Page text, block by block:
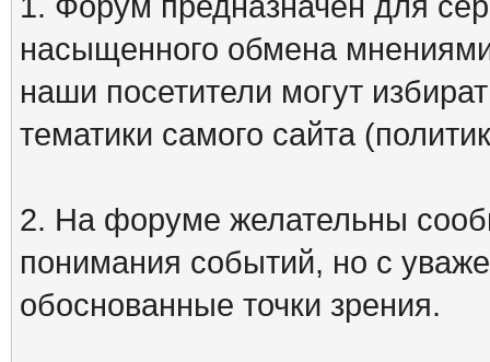
насыщенного обмена
наши посетители могут
тематики самого сайта
2. На форуме желательны
понимания событий, но с
обоснованные точки зрения.